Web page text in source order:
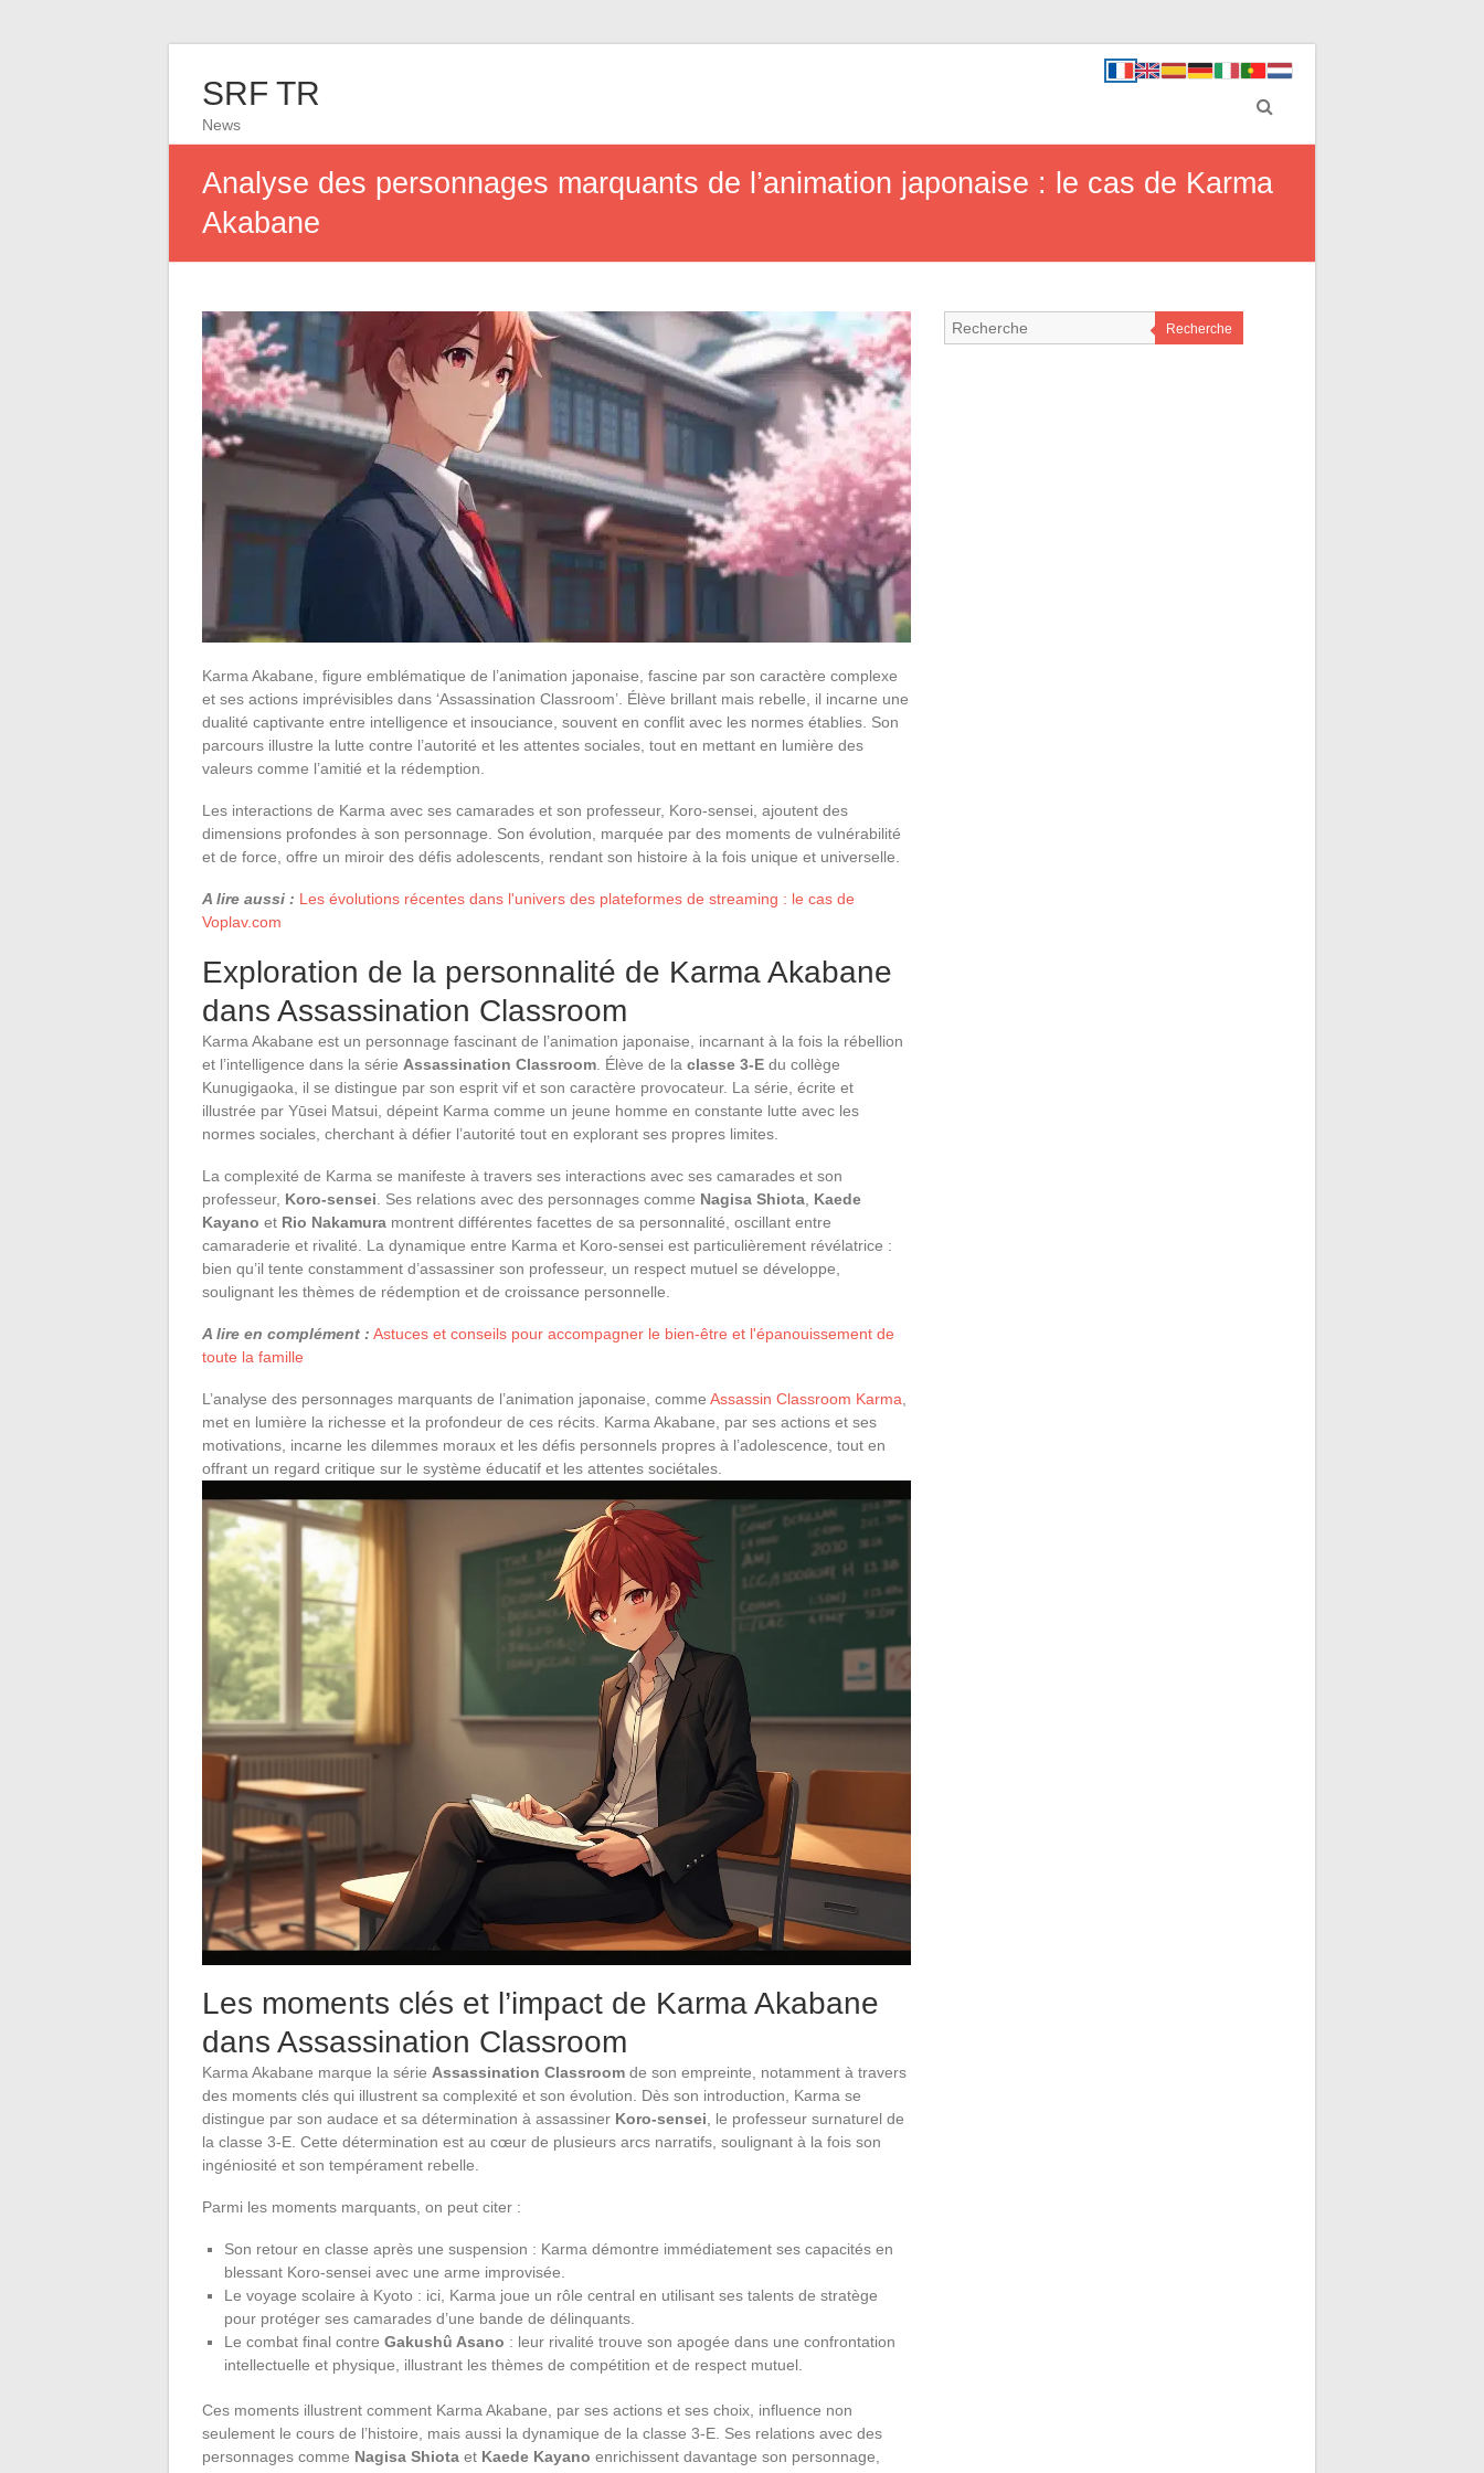
SRF TR
News
Analyse des personnages marquants de l’animation japonaise : le cas de Karma
Akabane
Karma Akabane, figure emblématique de l’animation japonaise, fascine par son caractère complexe
et ses actions imprévisibles dans ‘Assassination Classroom’. Élève brillant mais rebelle, il incarne une
dualité captivante entre intelligence et insouciance, souvent en conflit avec les normes établies. Son
parcours illustre la lutte contre l’autorité et les attentes sociales, tout en mettant en lumière des
valeurs comme l’amitié et la rédemption.
Les interactions de Karma avec ses camarades et son professeur, Koro-sensei, ajoutent des
dimensions profondes à son personnage. Son évolution, marquée par des moments de vulnérabilité
et de force, offre un miroir des défis adolescents, rendant son histoire à la fois unique et universelle.
A lire aussi : Les évolutions récentes dans l'univers des plateformes de streaming : le cas de
Voplav.com
Exploration de la personnalité de Karma Akabane
dans Assassination Classroom
Karma Akabane est un personnage fascinant de l’animation japonaise, incarnant à la fois la rébellion
et l’intelligence dans la série Assassination Classroom . Élève de la classe 3-E du collège
Kunugigaoka, il se distingue par son esprit vif et son caractère provocateur. La série, écrite et
illustrée par Yūsei Matsui, dépeint Karma comme un jeune homme en constante lutte avec les
normes sociales, cherchant à défier l’autorité tout en explorant ses propres limites.
La complexité de Karma se manifeste à travers ses interactions avec ses camarades et son
professeur, Koro-sensei . Ses relations avec des personnages comme Nagisa Shiota Kaede
Kayano et Rio Nakamura montrent différentes facettes de sa personnalité, oscillant entre
camaraderie et rivalité. La dynamique entre Karma et Koro-sensei est particulièrement révélatrice :
bien qu’il tente constamment d’assassiner son professeur, un respect mutuel se développe,
soulignant les thèmes de rédemption et de croissance personnelle.
A lire en complément : Astuces et conseils pour accompagner le bien-être et l'épanouissement de
toute la famille
L’analyse des personnages marquants de l’animation japonaise, comme Assassin Classroom Karma
met en lumière la richesse et la profondeur de ces récits. Karma Akabane, par ses actions et ses
motivations, incarne les dilemmes moraux et les défis personnels propres à l’adolescence, tout en
offrant un regard critique sur le système éducatif et les attentes sociétales.
Les moments clés et l’impact de Karma Akabane
dans Assassination Classroom
Karma Akabane marque la série Assassination Classroom de son empreinte, notamment à travers
des moments clés qui illustrent sa complexité et son évolution. Dès son introduction, Karma se
distingue par son audace et sa détermination à assassiner Koro-sensei , le professeur surnaturel de
la classe 3-E. Cette détermination est au cœur de plusieurs arcs narratifs, soulignant à la fois son
ingéniosité et son tempérament rebelle.
Parmi les moments marquants, on peut citer :
Son retour en classe après une suspension : Karma démontre immédiatement ses capacités en
blessant Koro-sensei avec une arme improvisée.
Le voyage scolaire à Kyoto : ici, Karma joue un rôle central en utilisant ses talents de stratège
pour protéger ses camarades d’une bande de délinquants.
Le combat final contre Gakushû Asano : leur rivalité trouve son apogée dans une confrontation
intellectuelle et physique, illustrant les thèmes de compétition et de respect mutuel.
Ces moments illustrent comment Karma Akabane, par ses actions et ses choix, influence non
seulement le cours de l’histoire, mais aussi la dynamique de la classe 3-E. Ses relations avec des
personnages comme Nagisa Shiota et Kaede Kayano enrichissent davantage son personnage,
Recherche